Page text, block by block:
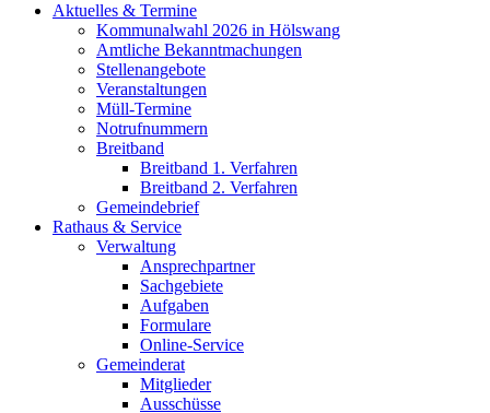
Aktuelles & Termine
Kommunalwahl 2026 in Hölswang
Amtliche Bekanntmachungen
Stellenangebote
Veranstaltungen
Müll-Termine
Notrufnummern
Breitband
Breitband 1. Verfahren
Breitband 2. Verfahren
Gemeindebrief
Rathaus & Service
Verwaltung
Ansprechpartner
Sachgebiete
Aufgaben
Formulare
Online-Service
Gemeinderat
Mitglieder
Ausschüsse